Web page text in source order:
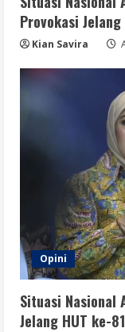
Provokasi Jelang
Kian Savira
Opini
Situasi Nasional
Jelang HUT ke-